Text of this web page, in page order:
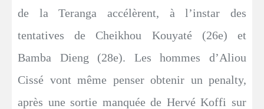
de la Teranga accélèrent, à l’instar des
tentatives de Cheikhou Kouyaté (26e) et
Bamba Dieng (28e). Les hommes d’Aliou
Cissé vont même penser obtenir un penalty,
après une sortie manquée de Hervé Koffi sur